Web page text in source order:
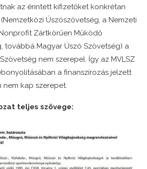
az érintett kifizetőket konkrétan
Úszószövetség, a Nemzeti
Zártkörűen Működő
továbbá Magyar Úszó Szövetség) a
nem szerepel. Így az MVLSZ
a finanszírozás jelzett
kap szerepet.
teljes szövege: